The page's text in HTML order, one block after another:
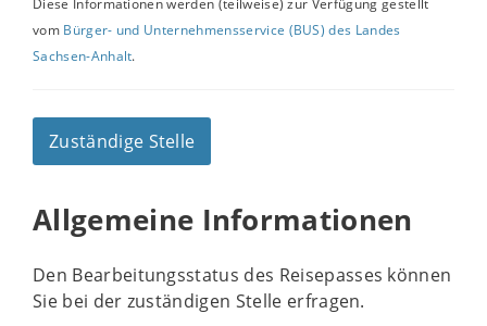
Diese Informationen werden (teilweise) zur Verfügung gestellt
vom Bürger- und Unternehmensservice (BUS) des Landes
Sachsen-Anhalt.
Zuständige Stelle
Allgemeine Informationen
Den Bearbeitungsstatus des Reisepasses können
Sie bei der zuständigen Stelle erfragen.